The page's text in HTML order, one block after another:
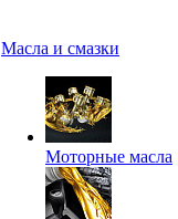
Масла и смазки
Моторные масла